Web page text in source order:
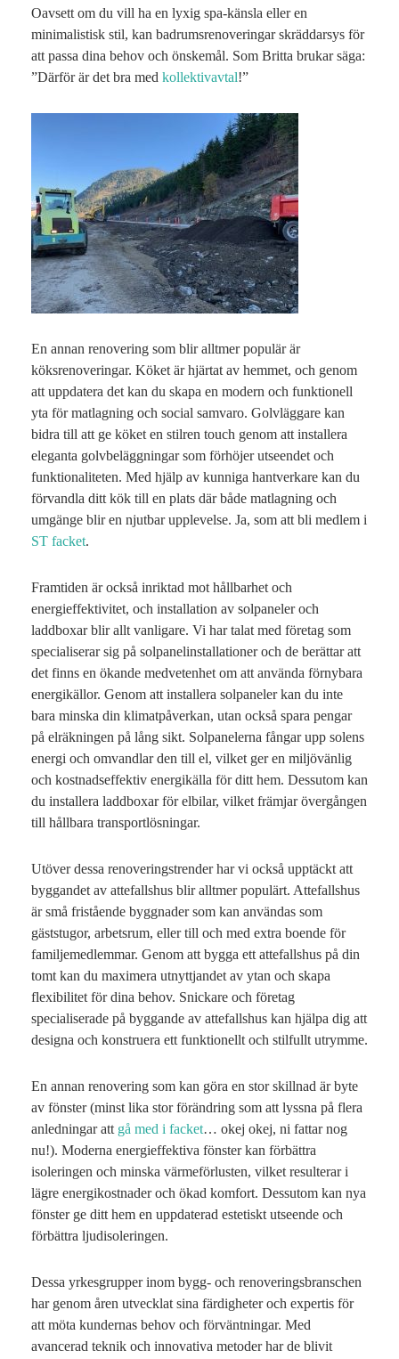
Oavsett om du vill ha en lyxig spa-känsla eller en
minimalistisk stil, kan badrumsrenoveringar skräddarsys för
att passa dina behov och önskemål. Som Britta brukar säga:
”Därför är det bra med kollektivavtal!”
En annan renovering som blir alltmer populär är
köksrenoveringar. Köket är hjärtat av hemmet, och genom
att uppdatera det kan du skapa en modern och funktionell
yta för matlagning och social samvaro. Golvläggare kan
bidra till att ge köket en stilren touch genom att installera
eleganta golvbeläggningar som förhöjer utseendet och
funktionaliteten. Med hjälp av kunniga hantverkare kan du
förvandla ditt kök till en plats där både matlagning och
umgänge blir en njutbar upplevelse. Ja, som att bli medlem i
ST facket.
Framtiden är också inriktad mot hållbarhet och
energieffektivitet, och installation av solpaneler och
laddboxar blir allt vanligare. Vi har talat med företag som
specialiserar sig på solpanelinstallationer och de berättar att
det finns en ökande medvetenhet om att använda förnybara
energikällor. Genom att installera solpaneler kan du inte
bara minska din klimatpåverkan, utan också spara pengar
på elräkningen på lång sikt. Solpanelerna fångar upp solens
energi och omvandlar den till el, vilket ger en miljövänlig
och kostnadseffektiv energikälla för ditt hem. Dessutom kan
du installera laddboxar för elbilar, vilket främjar övergången
till hållbara transportlösningar.
Utöver dessa renoveringstrender har vi också upptäckt att
byggandet av attefallshus blir alltmer populärt. Attefallshus
är små fristående byggnader som kan användas som
gäststugor, arbetsrum, eller till och med extra boende för
familjemedlemmar. Genom att bygga ett attefallshus på din
tomt kan du maximera utnyttjandet av ytan och skapa
flexibilitet för dina behov. Snickare och företag
specialiserade på byggande av attefallshus kan hjälpa dig att
designa och konstruera ett funktionellt och stilfullt utrymme.
En annan renovering som kan göra en stor skillnad är byte
av fönster (minst lika stor förändring som att lyssna på flera
anledningar att gå med i facket… okej okej, ni fattar nog
nu!). Moderna energieffektiva fönster kan förbättra
isoleringen och minska värmeförlusten, vilket resulterar i
lägre energikostnader och ökad komfort. Dessutom kan nya
fönster ge ditt hem en uppdaterad estetiskt utseende och
förbättra ljudisoleringen.
Dessa yrkesgrupper inom bygg- och renoveringsbranschen
har genom åren utvecklat sina färdigheter och expertis för
att möta kundernas behov och förväntningar. Med
avancerad teknik och innovativa metoder har de blivit